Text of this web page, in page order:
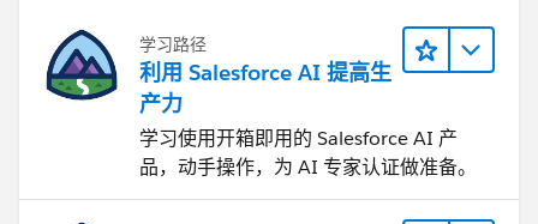
学习路径
利用 Salesforce AI 提高生
产力
学习使用开箱即用的 Salesforce AI 产
品，动手操作，为 AI 专家认证做准备。